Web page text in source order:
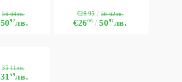
5097лв.
56.64лв.
€2606 5097лв.
€28.95 56.62лв.
3159лв.
35.11лв.